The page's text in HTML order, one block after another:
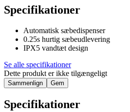
Specifikationer
Automatisk sæbedispenser
0.25s hurtig sæbeudlevering
IPX5 vandtæt design
Se alle specifikationer
Dette produkt er ikke tilgængeligt
Sammenlign Gem
Specifikationer